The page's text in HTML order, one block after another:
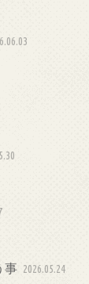
事 2026.05.24